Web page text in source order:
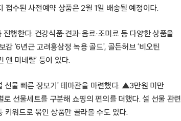
수된 사전예약 상품은 2월 1일 배송될 예정이다.
행한다. 건강식품·견과·음료·조미료 등 다양한 상품을
‘6년근 고려홍삼정 녹용 골드’, 골든허브 ‘비오틴
앤 미네랄’ 등이 있다.
선물 빠른 장보기’ 테마관을 마련했다. ▲3만원 미만
물세트를 구분해 쇼핑의 편의를 더했다. 설 선물 관련
워드로 묶인 상품만 골라볼 수도 있다.